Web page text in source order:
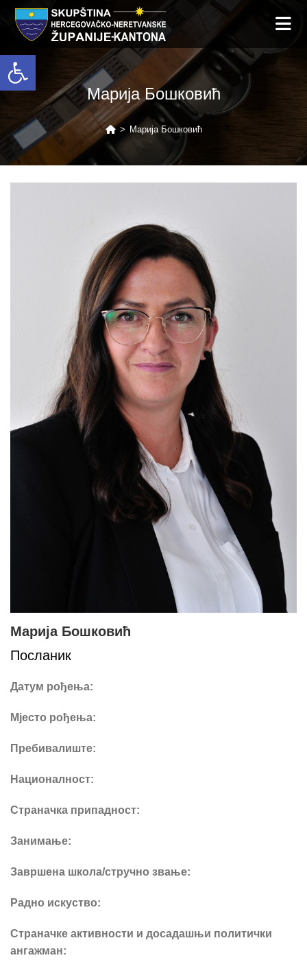
Open toolbar
Марија Бошковић
> Марија Бошковић
Марија Бошковић
Посланик
Датум рођења:
Мјесто рођења:
Пребивалиште:
Националност:
Страначка припадност:
Занимање:
Завршена школа/стручно звање:
Радно искуство:
Страначке активности и досадашњи политички
ангажман: